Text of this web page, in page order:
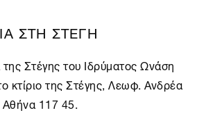
ΣΤΗ ΣΤΕΓΗ
Στέγης του Ιδρύματος Ωνάση
κτίριο της Στέγης, Λεωφ. Ανδρέα
Αθήνα117 45.